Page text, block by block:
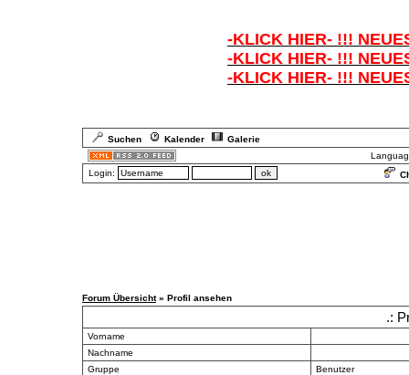
-KLICK HIER- !!!
-KLICK HIER- !!!
-KLICK HIER- !!!
Suchen Kalender
Galerie
Login:
Forum Übersicht» Profil ansehen
.:
Vorname
Nachname
Gruppe
Benutzer